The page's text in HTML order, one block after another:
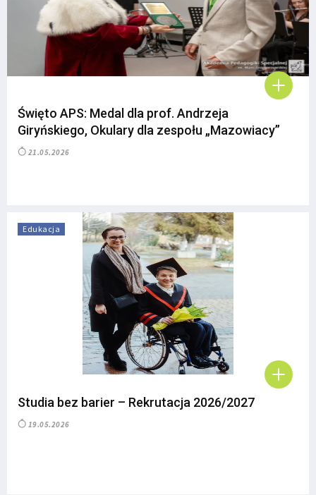
Święto APS: Medal dla prof. Andrzeja
Giryńskiego, Okulary dla zespołu „Mazowiacy”
21.05.2026
Edukacja
Studia bez barier – Rekrutacja 2026/2027
19.05.2026